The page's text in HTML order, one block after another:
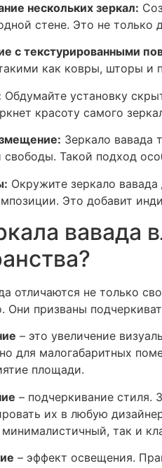
нескольких зеркал:
стене. Это не только
с текстурированными
как ковры, шторы и
Обдумайте установку
красоту самого
Зеркало вавада
свободы. Такой подход
Окружите зеркало
Это добавит
вавада
отличаются не только
Они призваны
– это увеличение
для малогабаритных
площади.
– подчеркивание стиля.
их в любую
так и
– эффект освещения.